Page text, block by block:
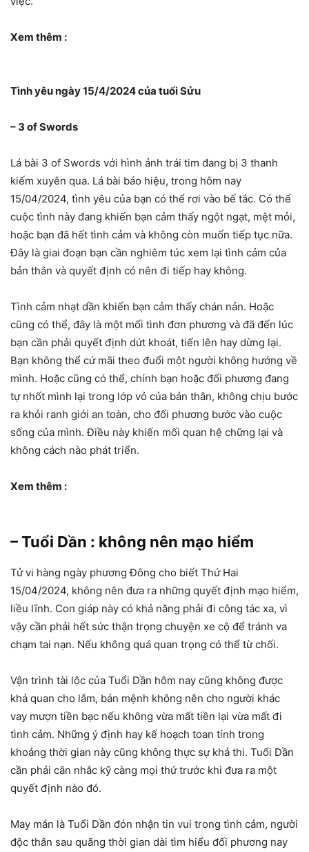
Xem thêm :
Tình yêu ngày 15/4/2024 của tuổi Sửu
– 3 of Swords
Lá bài 3 of Swords với hình ảnh trái tim đang bị 3 thanh
kiếm xuyên qua. Lá bài báo hiệu, trong hôm nay
15/04/2024, tình yêu của bạn có thể rơi vào bế tắc. Có thể
cuộc tình này đang khiến bạn cảm thấy ngột ngạt, mệt mỏi,
hoặc bạn đã hết tình cảm và không còn muốn tiếp tục nữa.
Đây là giai đoạn bạn cần nghiêm túc xem lại tình cảm của
bản thân và quyết định có nên đi tiếp hay không.
Tình cảm nhạt dần khiến bạn cảm thấy chán nản. Hoặc
cũng có thể, đây là một mối tình đơn phương và đã đến lúc
bạn cần phải quyết định dứt khoát, tiến lên hay dừng lại.
Bạn không thể cứ mãi theo đuổi một người không hướng về
mình. Hoặc cũng có thể, chính bạn hoặc đối phương đang
tự nhốt mình lại trong lớp vỏ của bản thân, không chịu bước
ra khỏi ranh giới an toàn, cho đối phương bước vào cuộc
sống của mình. Điều này khiến mối quan hệ chững lại và
không cách nào phát triển.
Xem thêm :
– Tuổi Dần : không nên mạo hiểm
Tử vi hàng ngày phương Đông cho biết Thứ Hai
15/04/2024, không nên đưa ra những quyết định mạo hiểm,
liều lĩnh. Con giáp này có khả năng phải đi công tác xa, vì
vậy cần phải hết sức thận trọng chuyện xe cộ để tránh va
chạm tai nạn. Nếu không quá quan trọng có thể từ chối.
Vận trình tài lộc của Tuổi Dần hôm nay cũng không được
khả quan cho lắm, bản mệnh không nên cho người khác
vay mượn tiền bạc nếu không vừa mất tiền lại vừa mất đi
tình cảm. Những ý định hay kế hoạch toan tính trong
khoảng thời gian này cũng không thực sự khả thi. Tuổi Dần
cần phải cân nhắc kỹ càng mọi thứ trước khi đưa ra một
quyết định nào đó.
May mắn là Tuổi Dần đón nhận tin vui trong tình cảm, người
độc thân sau quãng thời gian dài tìm hiểu đối phương nay